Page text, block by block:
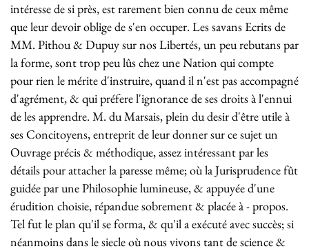
intéresse de si près, est rarement bien connu de ceux même
que leur devoir oblige de s'en occuper. Les savans Ecrits de
MM. Pithou & Dupuy sur nos Libertés, un peu rebutans par
la forme, sont trop peu lûs chez une Nation qui compte
pour rien le mérite d'instruire, quand il n'est pas accompagné
d'agrément, & qui préfere l'ignorance de ses droits à l'ennui
de les apprendre. M. du Marsais, plein du desir d'être utile à
ses Concitoyens, entreprit de leur donner sur ce sujet un
Ouvrage précis & méthodique, assez intéressant par les
détails pour attacher la paresse même; où la Jurisprudence fût
guidée par une Philosophie lumineuse, & appuyée d'une
érudition choisie, répandue sobrement & placée à - propos.
Tel fut le plan qu'il se forma, & qu'il a exécuté avec succès; si
néanmoins dans le siecle où nous vivons tant de science &